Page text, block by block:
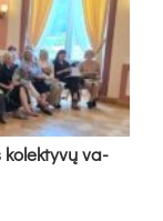
ko­lek­ty­vų va­